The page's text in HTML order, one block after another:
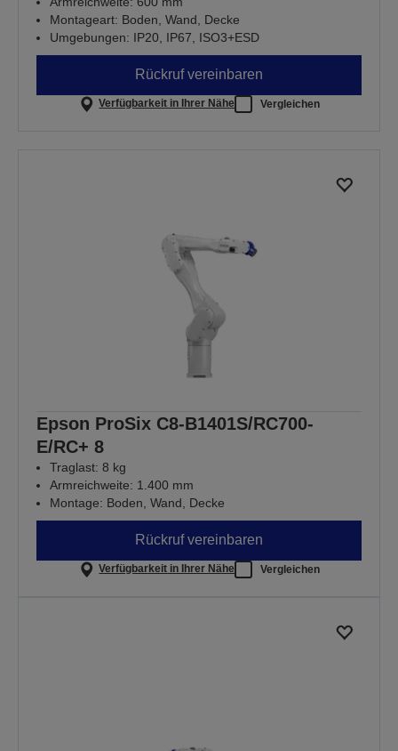
Montageart: Boden, Wand, Decke
Umgebungen: IP20, IP67, ISO3+ESD
Rückruf vereinbaren
Verfügbarkeit in Ihrer Nähe Vergleichen
Epson ProSix C8-B1401S/RC700-
E/RC+ 8
Traglast: 8 kg
Armreichweite: 1.400 mm
Montage: Boden, Wand, Decke
Rückruf vereinbaren
Verfügbarkeit in Ihrer Nähe Vergleichen